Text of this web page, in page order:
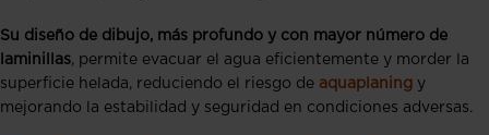
Su diseño de dibujo, más profundo y con mayor número de
laminillas, permite evacuar el agua eficientemente y morder la
superficie helada, reduciendo el riesgo de aquaplaning y
mejorando la estabilidad y seguridad en condiciones adversas.